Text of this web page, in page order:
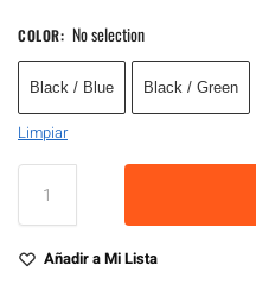
COLOR: No selection
Black / Blue Black / Green
Limpiar
Añadir a Mi Lista